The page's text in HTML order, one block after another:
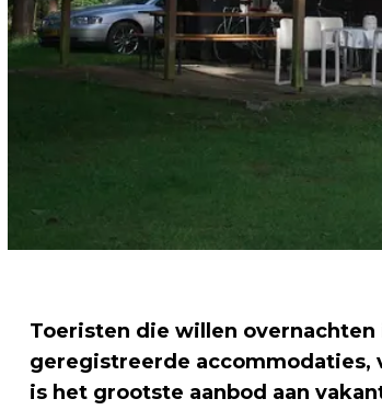
Toeristen die willen overnachten
geregistreerde accommodaties,
is het grootste aanbod aan